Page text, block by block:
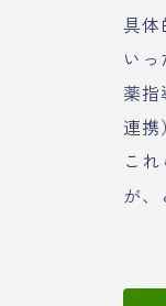
具
い
薬指
連
こ
が